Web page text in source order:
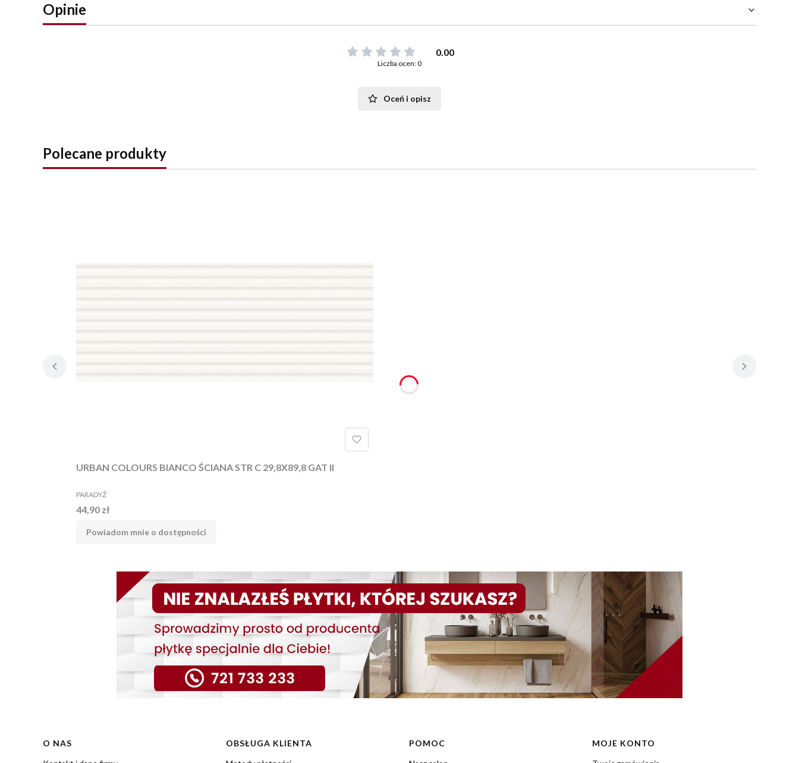
Opinie
0.00
Liczba ocen: 0
Oceń i opisz
Polecane produkty
URBAN COLOURS BIANCO ŚCIANA STR C 29,8X89,8 GAT II
PRODUCENT
PARADYŻ
Cena
44,90 zł
Powiadom mnie o dostępności
Linki w stopce
O NAS
OBSŁUGA KLIENTA
POMOC
MOJE KONTO